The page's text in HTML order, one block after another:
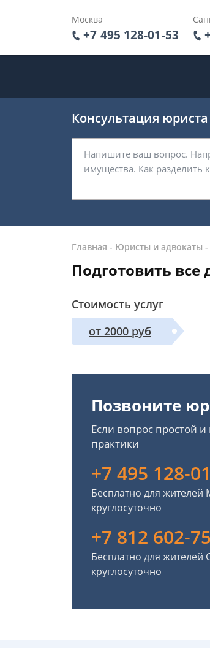
Москва
+7 495 128-01-53
Консультация
Главная - Юристы и адвокаты -
Подготовить
Стоимость услуг
от 2000 руб
Позвоните
Если вопрос простой
практики
+7 495 128-
Бесплатно для
круглосуточно
+7 812 602-
Бесплатно для
круглосуточно